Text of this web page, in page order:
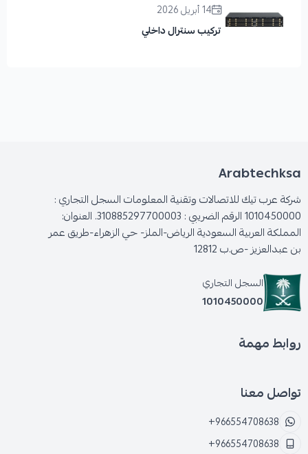
14 أبريل 2026
تركيب سنترال داخلي
Arabtechksa
شركة عرب تيك للاتصالات وتقنية المعلومات السجل التجاري :
1010450000 الرقم الضريبي : 310885297700003. العنوان:
المملكة العربية السعودية الرياض-الملز- حي الزهراء-طريق عمر
بن عبدالعزيز -ص.ب 12812
السجل التجاري
1010450000
روابط مهمة
تواصل معنا
+966554708638
+966554708638